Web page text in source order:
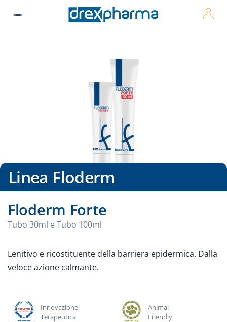
Linea Floderm
Floderm Forte
Tubo 30ml e Tubo 100ml
Lenitivo e ricostituente della barriera epidermica. Dalla
veloce azione calmante.
Innovazione
Terapeutica
Animal
Friendly